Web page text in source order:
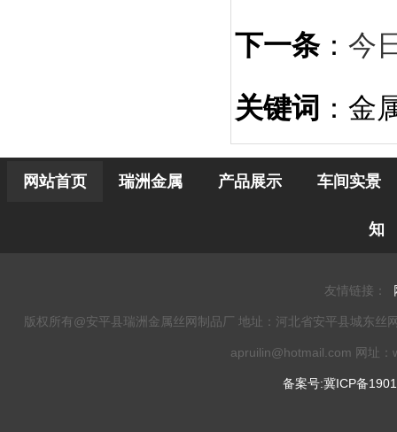
下一条： 今
关键词 ：金
网站首页 瑞洲金属 产品展示 车间实景
知
友情链接：
版权所有@安平县瑞洲金属丝网制品厂 地址：河北省安平县城东
apruilin@hotmail.com 网址
备案号:冀ICP备